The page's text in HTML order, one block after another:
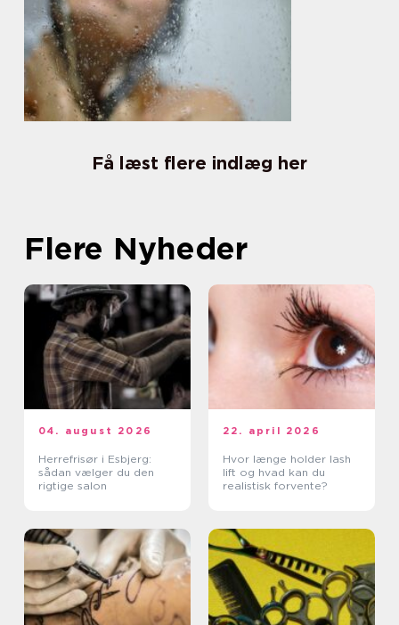
Få læst flere indlæg her
Flere Nyheder
04. august 2026
Herrefrisør i Esbjerg:
sådan vælger du den
rigtige salon
22. april 2026
Hvor længe holder lash
lift og hvad kan du
realistisk forvente?